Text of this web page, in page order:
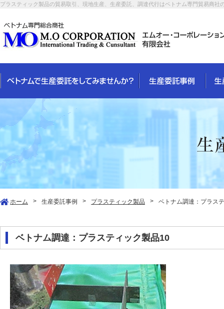
プラスティック製品の貿易取引、現地生産、生産委託、調達代行はベトナム専門貿易商社
ホーム > 生産委託事例 > プラスティック製品 > ベトナム調達：プラス
ベトナム調達：プラスティック製品10